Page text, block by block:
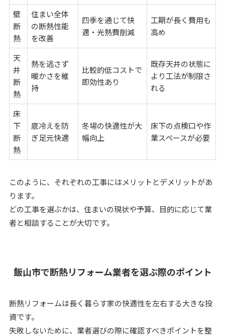
壁
断
熱
住まい全体
の断熱性能
を改善
四季を通じて快
適・光熱費削減
工期が長く費用も
高め
天
井
断
熱
熱を逃さず
暖かさを維
持
比較的低コストで
即効性あり
既存天井の状態に
より工法が制限さ
れる
床
下
断
熱
底冷えを防
ぎ足元快適
冬場の快適性が大
幅向上
床下の点検口や作
業スペースが必要
このように、それぞれの工事にはメリットとデメリットがあ
ります。
どの工事を選ぶかは、住まいの現状や予算、目的に応じて業
者と相談することが大切です。
飯山市で断熱リフォーム業者を選ぶ際のポイント
断熱リフォームは長く暮らす家の快適性を左右する大きな投
資です。
失敗しないために、業者選びの際に確認すべきポイントを整